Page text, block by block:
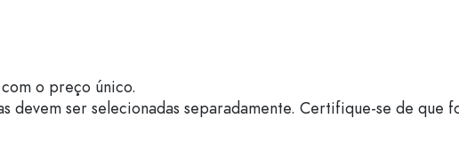
o preço único.
devem ser selecionadas separadamente. Certifique-se de que